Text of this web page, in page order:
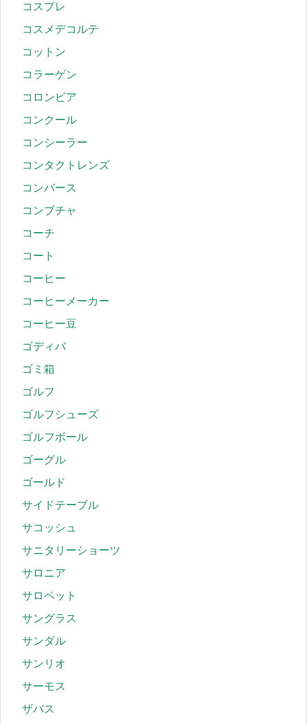
コスプレ
コスメデコルテ
コットン
コラーゲン
コロンビア
コンクール
コンシーラー
コンタクトレンズ
コンバース
コンブチャ
コーチ
コート
コーヒー
コーヒーメーカー
コーヒー豆
ゴディバ
ゴミ箱
ゴルフ
ゴルフシューズ
ゴルフボール
ゴーグル
ゴールド
サイドテーブル
サコッシュ
サニタリーショーツ
サロニア
サロペット
サングラス
サンダル
サンリオ
サーモス
ザバス